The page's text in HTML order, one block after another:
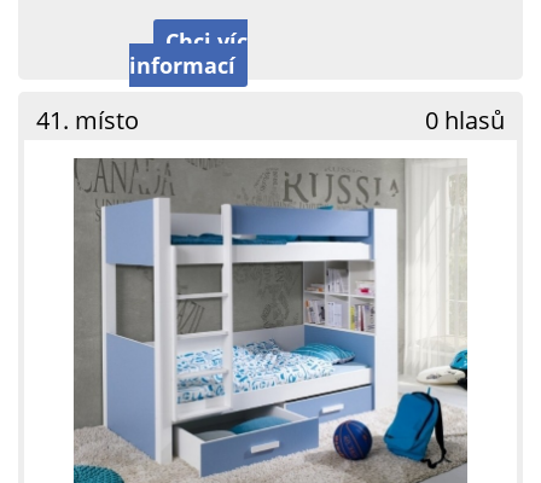
Chci víc
informací
41. místo 0 hlasů